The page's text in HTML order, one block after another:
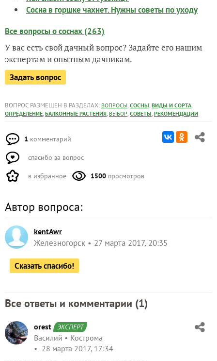
Сосна в горшке чахнет. Нужны советы по уходу
Все вопросы о соснах (263)
У вас есть свой дачный вопрос? Задайте его нашим
экспертам и опытным дачникам.
Задать вопрос
ВОПРОС РАЗМЕЩЕН В РАЗДЕЛАХ: ВОПРОСЫ, СОСНЫ, ВИДЫ И СОРТА,
ОПРЕДЕЛЕНИЕ, БАЛКОННЫЕ РАСТЕНИЯ, ВЫБОР, СОВЕТЫ, РЕКОМЕНДАЦИИ
1 комментарий
спасибо за вопрос
в избранное 1500 просмотров
Автор вопроса:
kentAwr
Железногорск 27 марта 2017, 20:35
Сказать спасибо!
Все ответы и комментарии (1)
orest ЭКСПЕРТ
Василий
Кострома
28 марта 2017, 17:34